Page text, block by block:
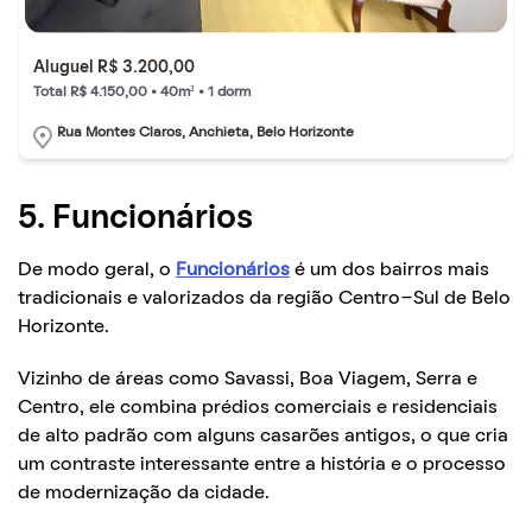
Aluguel R$ 3.200,00
Total R$ 4.150,00 • 40m² • 1 dorm
Rua Montes Claros, Anchieta, Belo Horizonte
5. Funcionários
De modo geral, o Funcionários é um dos bairros mais
tradicionais e valorizados da região Centro-Sul de Belo
Horizonte.
Vizinho de áreas como Savassi, Boa Viagem, Serra e
Centro, ele combina prédios comerciais e residenciais
de alto padrão com alguns casarões antigos, o que cria
um contraste interessante entre a história e o processo
de modernização da cidade.